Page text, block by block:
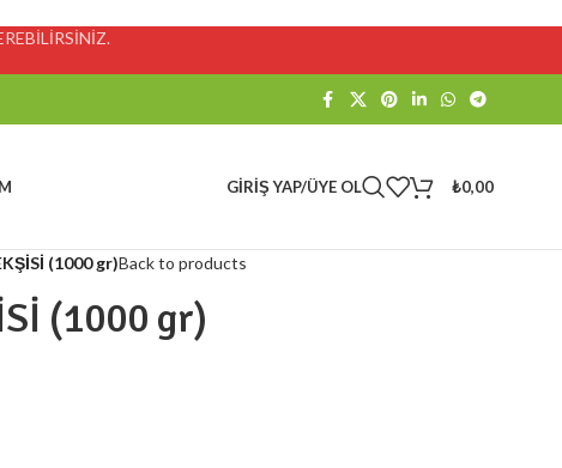
GIRIŞ YAP/ÜYE OL ₺0,00
(1000 gr)Back to products
(1000 gr)